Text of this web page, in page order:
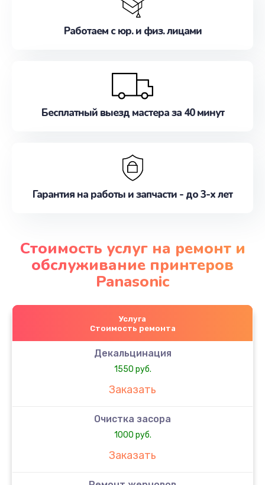
Работаем с юр. и физ. лицами
Бесплатный выезд мастера за 40 минут
Гарантия на работы и запчасти - до 3-х лет
Стоимость услуг на ремонт и
обслуживание принтеров
Panasonic
Услуга
Стоимость ремонта
Декальцинация
1550 руб.
Заказать
Очистка засора
1000 руб.
Заказать